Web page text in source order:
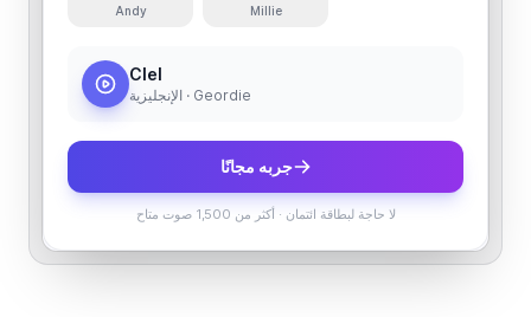
Andy Millie
Clel
الإنجليزية · Geordie
جربه مجانًا
لا حاجة لبطاقة ائتمان ·أكثر من 1,500 صوت متاح